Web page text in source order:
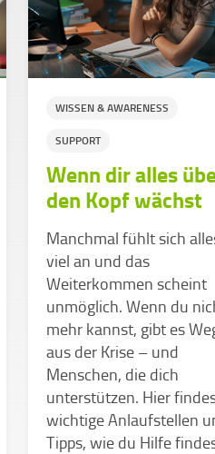
WISSEN & AWARENESS
SUPPORT
Wenn dir alles
den Kopf wächst
Manchmal fühlt sich
viel an und das
Weiterkommen scheint
unmöglich. Wenn du
mehr kannst, gibt es
aus der Krise – und
Menschen, die dich
unterstützen. Hier
wichtige Anlaufstellen
Tipps, wie du Hilfe